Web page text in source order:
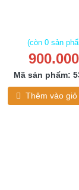
(còn 0 sản
Mã sản phẩm:
Thêm vào giỏ